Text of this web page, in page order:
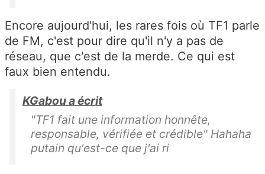
Encore aujourd'hui, les rares fois où TF1 parle
de FM, c'est pour dire qu'il n'y a pas de
réseau, que c'est de la merde. Ce qui est
faux bien entendu.
KGabou a écrit
"TF1 fait une information honnête,
responsable, vérifiée et crédible" Hahaha
putain qu'est-ce que j'ai ri